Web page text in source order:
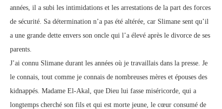
années, il a subi les intimidations et les arrestations de la part des forces
de sécurité. Sa détermination n’a pas été altérée, car Slimane sent qu’il
a une grande dette envers son oncle qui l’a élevé après le divorce de ses
parents.
J’ai connu Slimane durant les années où je travaillais dans la presse. Je
le connais, tout comme je connais de nombreuses mères et épouses des
kidnappés. Madame El-Akal, que Dieu lui fasse miséricorde, qui a
longtemps cherché son fils et qui est morte jeune, le cœur consumé de